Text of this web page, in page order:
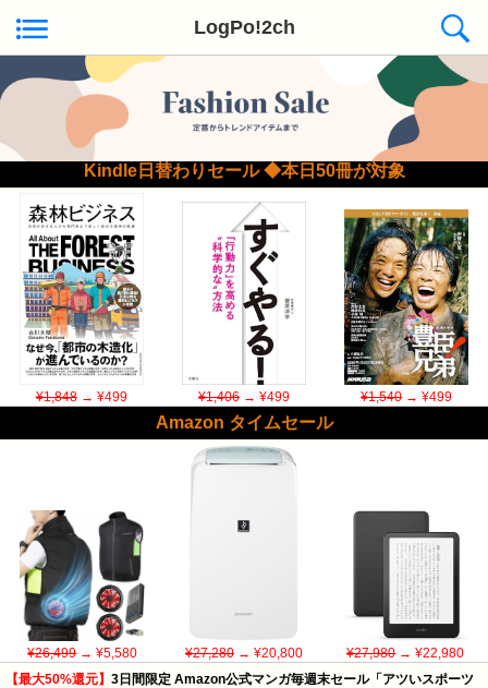
LogPo!2ch
Kindle日替わりセール ◆本日50冊が対象
¥1,848→ ¥499 ¥1,406→ ¥499 ¥1,540→ ¥499
Amazon タイムセール
¥26,499→ ¥5,580 ¥27,280→ ¥20,800 ¥27,980→ ¥22,980
【最大50%還元】 3日間限定 Amazon公式マンガ毎週末セール「アツいスポーツ